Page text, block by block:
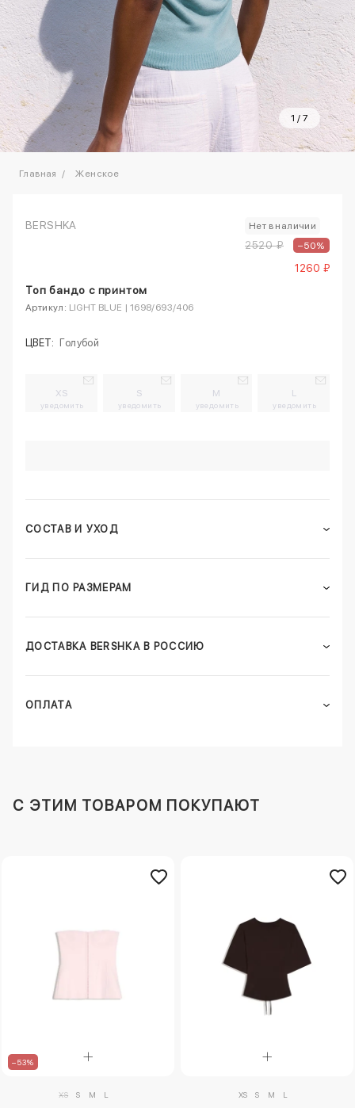
1 / 7
Главная Женское
BERSHKA Нет в наличии
2520 ₽ –50%
1260 ₽
Топ бандо с принтом
Артикул: LIGHT BLUE | 1698/693/406
ЦВЕТ: Голубой
XS
уведомить
S
уведомить
M
уведомить
L
уведомить
СОСТАВ И УХОД
ГИД ПО РАЗМЕРАМ
ДОСТАВКА BERSHKA В РОССИЮ
ОПЛАТА
C ЭТИМ ТОВАРОМ ПОКУПАЮТ
–53%
XS S M L XS S M L